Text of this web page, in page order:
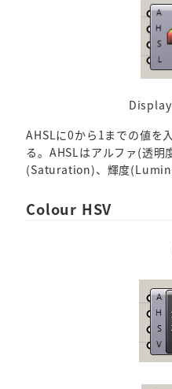
AHSLに0から1までの値を
る。AHSLはアルファ(透
(Saturation)、輝度
Colour HSV